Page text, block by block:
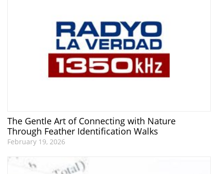
The Gentle Art of Connecting with Nature
Through Feather Identification Walks
February 19, 2026